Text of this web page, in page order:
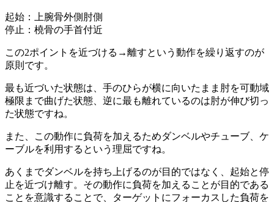
起始 ：上腕骨外側肘側
停止 ：橈骨の手首付近
この2ポイントを近づける→離すという動作を繰り返すのが
原則 です。
最も近づいた状態は、手のひらが横に向いたまま肘を可動域
極限まで曲げた状態、逆に最も離れているのは肘が伸び切っ
た状態ですね。
また、この動作に負荷を加えるためダンベルやチューブ、ケ
ーブルを利用する という理屈ですね。
あくまでダンベルを持ち上げるのが目的ではなく、 起始と停
止を近づけ離す。その動作に負荷を加えることが目的である
ことを意識する ことで、ターゲットにフォーカスした負荷を